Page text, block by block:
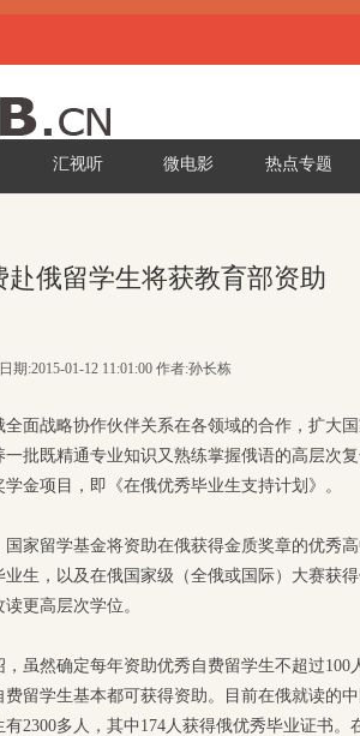
汇视听 微电影 热点专题
赴俄留学生将获教育部资助
日期:2015-01-12 11:01:00 作者:孙长栋
全面战略协作伙伴关系在各领域的合作，扩大
批既精通专业知识又熟练掌握俄语的高层次
金项目，即《在俄优秀毕业生支持计划》。
家留学基金将资助在俄获得金质奖章的优秀
业生，以及在俄国家级（全俄或国际）大赛获
更高层次学位。
虽然确定每年资助优秀自费留学生不超过100
留学生基本都可获得资助。目前在俄就读的中
2300多人，其中174人获得俄优秀毕业证书。